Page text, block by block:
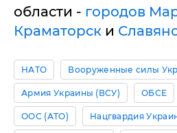
области - городов
Краматорск и
НАТО Вооруженные силы
Армия Украины (ВСУ) ОБСЕ
ООС (АТО) Нацгвардия